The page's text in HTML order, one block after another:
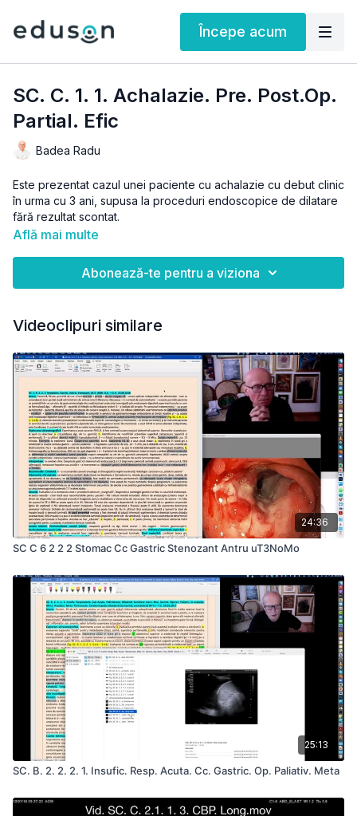
Începe acum
SC. C. 1. 1. Achalazie. Pre. Post.Op.
Partial. Efic
Badea Radu
Este prezentat cazul unei paciente cu achalazie cu debut clinic
în urma cu 3 ani, supusa la proceduri endoscopice de dilatare
fără rezultat scontat.
Află mai multe
Abonează-te pentru a viziona
Videoclipuri similare
24:36
SC C 6 2 2 2 Stomac Cc Gastric Stenozant Antru uT3NoMo
25:13
SC. B. 2. 2. 2. 1. Insufic. Resp. Acuta. Cc. Gastric. Op. Paliativ. Meta